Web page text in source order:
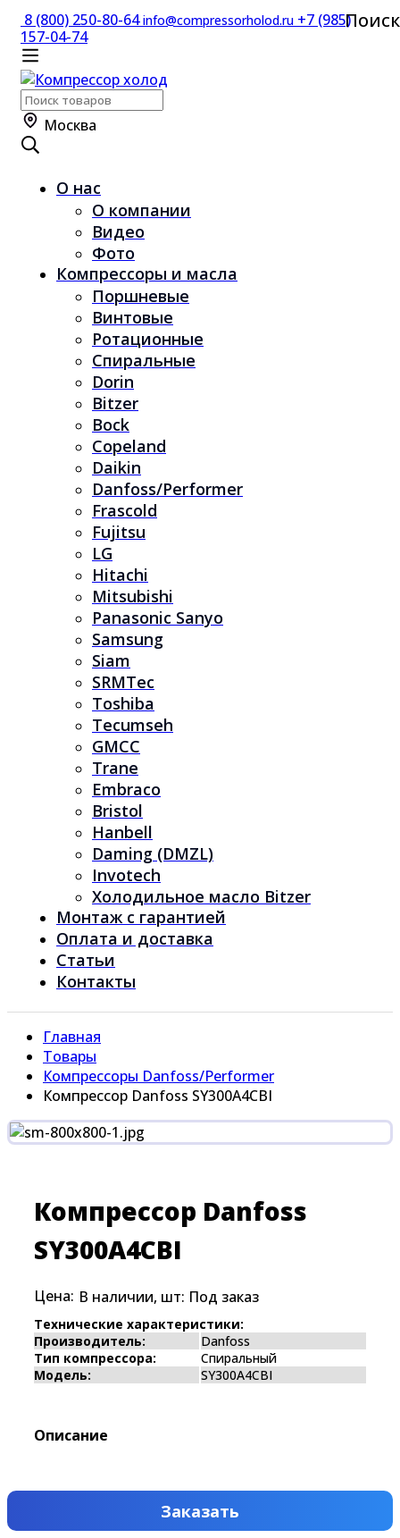
8 (800) 250-80-64info@compressorholod.ru +7 (985)
157-04-74
Поиск
по:
Поиск
Москва
О нас
О компании
Видео
Фото
Компрессоры и масла
Поршневые
Винтовые
Ротационные
Спиральные
Dorin
Bitzer
Bock
Copeland
Daikin
Danfoss/Performer
Frascold
Fujitsu
LG
Hitachi
Mitsubishi
Panasonic Sanyo
Samsung
Siam
SRMTec
Toshiba
Tecumseh
GMCC
Trane
Embraco
Bristol
Hanbell
Daming (DMZL)
Invotech
Холодильное масло Bitzer
Монтаж с гарантией
Оплата и доставка
Статьи
Контакты
Главная
Товары
Компрессоры Danfoss/Performer
Компрессор Danfoss SY300A4CBI
Компрессор Danfoss
SY300A4CBI
Цена: В наличии, шт: Под заказ
Технические характеристики:
Производитель:
Danfoss
Тип компрессора:
Спиральный
Модель:
SY300A4CBI
Описание
Заказать